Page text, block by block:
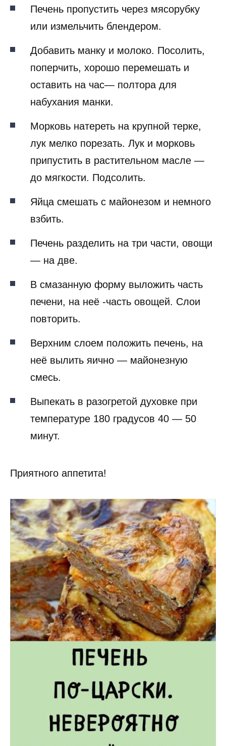
Печень пропустить через мясорубку
или измельчить блендером.
Добавить манку и молоко. Посолить,
поперчить, хорошо перемешать и
оставить на час— полтора для
набухания манки.
Морковь натереть на крупной терке,
лук мелко порезать. Лук и морковь
припустить в растительном масле —
до мягкости. Подсолить.
Яйца смешать с майонезом и немного
взбить.
Печень разделить на три части, овощи
— на две.
В смазанную форму выложить часть
печени, на неё -часть овощей. Слои
повторить.
Верхним слоем положить печень, на
неё вылить яично — майонезную
смесь.
Выпекать в разогретой духовке при
температуре 180 градусов 40 — 50
минут.
Приятного аппетита!